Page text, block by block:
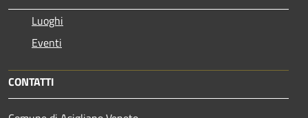
Luoghi
Eventi
CONTATTI